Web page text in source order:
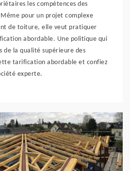
les compétences des
pour un projet complexe
de toiture, elle veut pratiquer
abordable. Une politique qui
de la qualité supérieure des
tarification abordable et confiez
experte.